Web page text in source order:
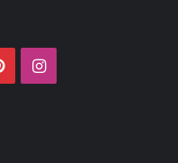
PinterestInstagram